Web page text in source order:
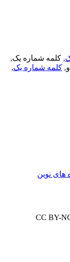
کلمه شماره یک,
کلمه شماره یک,
نوین